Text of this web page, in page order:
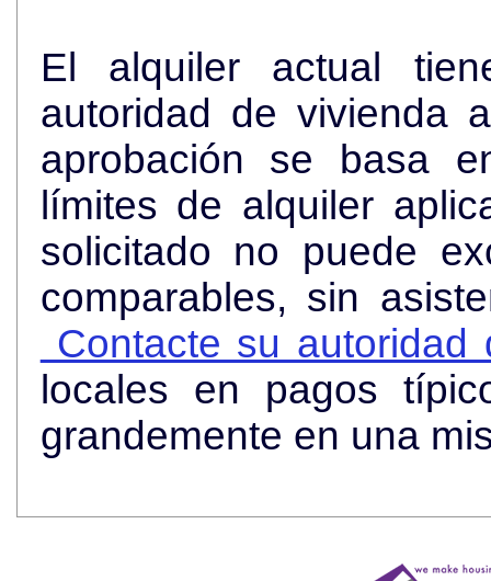
El alquiler actual
autoridad de vivienda
aprobación se basa
límites de alquiler
solicitado no puede
comparables, sin
Contacte su autoridad
locales en pagos
grandemente en una